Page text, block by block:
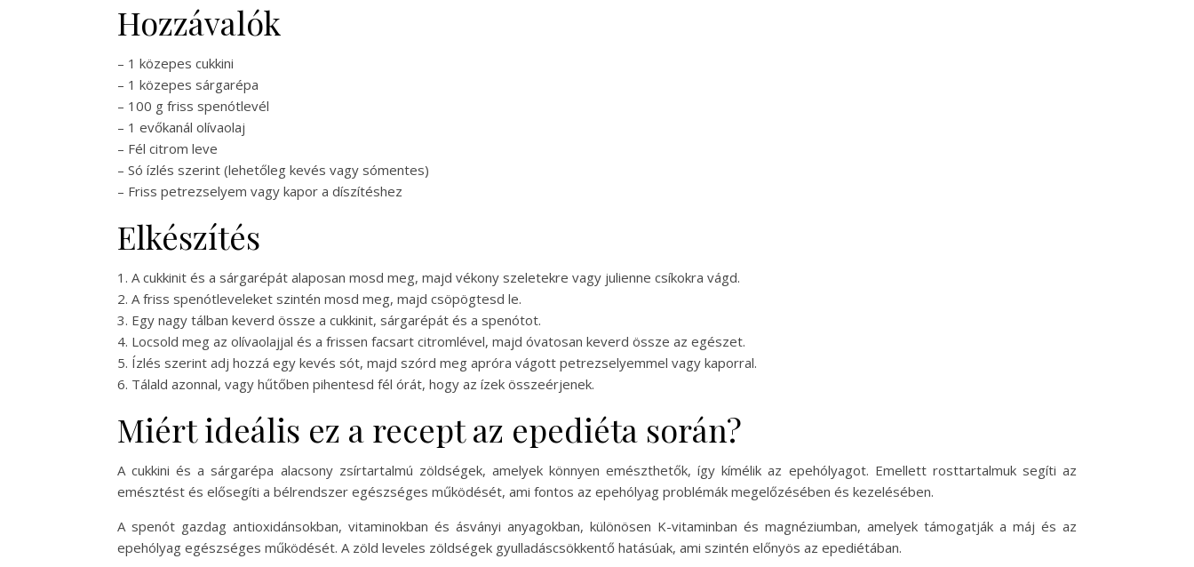
Hozzávalók
– 1 közepes cukkini
– 1 közepes sárgarépa
– 100 g friss spenótlevél
– 1 evőkanál olívaolaj
– Fél citrom leve
– Só ízlés szerint (lehetőleg kevés vagy sómentes)
– Friss petrezselyem vagy kapor a díszítéshez
Elkészítés
1. A cukkinit és a sárgarépát alaposan mosd meg, majd vékony szeletekre vagy julienne csíkokra vágd.
2. A friss spenótleveleket szintén mosd meg, majd csöpögtesd le.
3. Egy nagy tálban keverd össze a cukkinit, sárgarépát és a spenótot.
4. Locsold meg az olívaolajjal és a frissen facsart citromlével, majd óvatosan keverd össze az egészet.
5. Ízlés szerint adj hozzá egy kevés sót, majd szórd meg apróra vágott petrezselyemmel vagy kaporral.
6. Tálald azonnal, vagy hűtőben pihentesd fél órát, hogy az ízek összeérjenek.
Miért ideális ez a recept az epediéta során?
A cukkini és a sárgarépa alacsony zsírtartalmú zöldségek, amelyek könnyen emészthetők, így kímélik az epehólyagot. Emellett rosttartalmuk segíti az
emésztést és elősegíti a bélrendszer egészséges működését, ami fontos az epehólyag problémák megelőzésében és kezelésében.
A spenót gazdag antioxidánsokban, vitaminokban és ásványi anyagokban, különösen K-vitaminban és magnéziumban, amelyek támogatják a máj és az
epehólyag egészséges működését. A zöld leveles zöldségek gyulladáscsökkentő hatásúak, ami szintén előnyös az epediétában.